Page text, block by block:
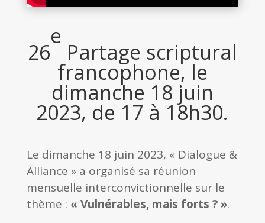
26
e
Partage scriptural
francophone, le
dimanche 18 juin
2023, de 17 à 18h30.
Le dimanche 18 juin 2023, « Dialogue &
Alliance » a organisé sa réunion
mensuelle interconvictionnelle sur le
thème : « Vulnérables, mais forts ? ».